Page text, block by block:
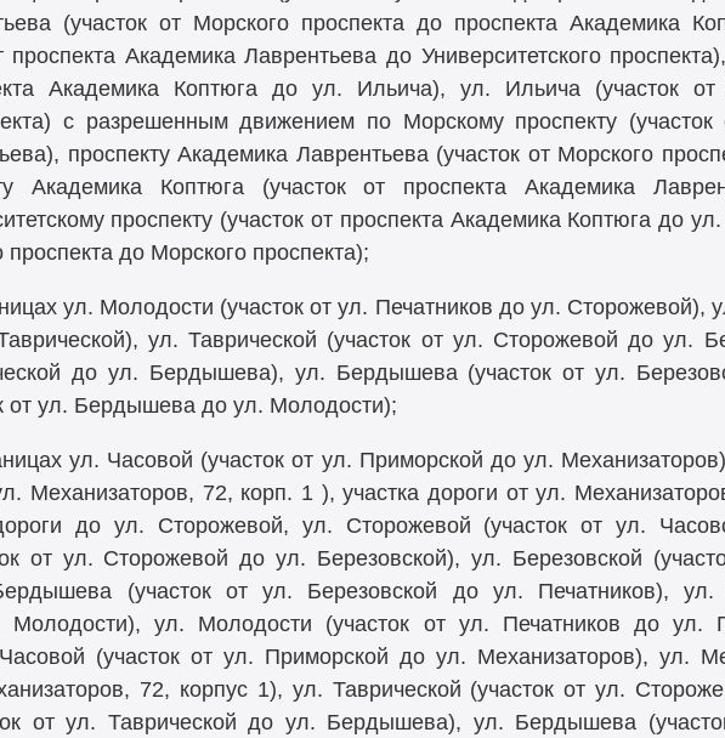
(участок от Морского проспекта до проспекта Академика
проспекта Академика Лаврентьева до Университетского
Академика Коптюга до ул. Ильича), ул. Ильича (участок от
с разрешенным движением по Морскому проспекту
проспекту Академика Лаврентьева (участок от Морского
Академика Коптюга (участок от проспекта Академика
проспекту (участок от проспекта Академика Коптюга до
проспекта до Морского проспекта);
ул. Молодости (участок от ул. Печатников до ул. Сторожевой),
ул. Таврической (участок от ул. Сторожевой до ул.
до ул. Бердышева), ул. Бердышева (участок от ул.
от ул. Бердышева до ул. Молодости);
ул. Часовой (участок от ул. Приморской до ул.
Механизаторов, 72, корп. 1 ), участка дороги от ул.
до ул. Сторожевой, ул. Сторожевой (участок от ул.
от ул. Сторожевой до ул. Березовской), ул. Березовской
(участок от ул. Березовской до ул. Печатников), ул.
ул. Молодости (участок от ул. Печатников до ул.
(участок от ул. Приморской до ул. Механизаторов), ул.
72, корпус 1), ул. Таврической (участок от ул.
от ул. Таврической до ул. Бердышева), ул. Бердышева